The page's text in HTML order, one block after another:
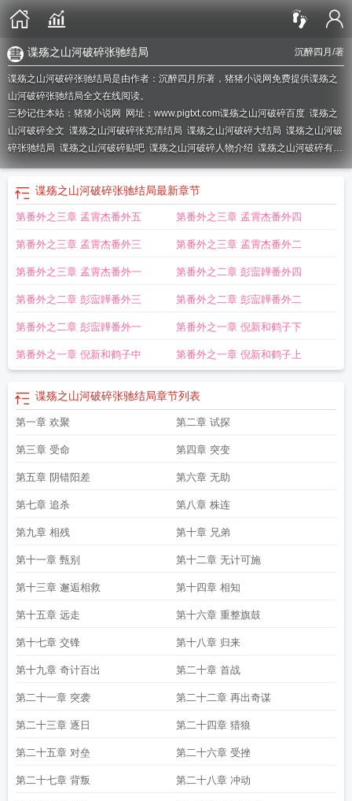
沉醉四月 /著
谍殇之山河破碎张驰结局
谍殇之山河破碎张驰结局是由作者：沉醉四月所著，猪猪小说网免费提供谍殇之
山河破碎张驰结局全文在线阅读。
三秒记住本站：猪猪小说网 网址：www.pigtxt.com谍殇之山河破碎百度 谍殇之
山河破碎全文 谍殇之山河破碎张克清结局 谍殇之山河破碎大结局 谍殇之山河破
碎张驰结局 谍殇之山河破碎贴吧 谍殇之山河破碎人物介绍 谍殇之山河破碎有声
免费听谍殇之山河破碎第二部谍殇之山河破碎倪新身份谍殇之山河破碎刘泽之
暴露哪一集
谍殇之山河破碎刘泽之原型 谍殇之山河破碎有女主吗
碎有声
殇之山河破碎TXT谍殇之山河破碎精校 谍殇之山河破碎刘泽之徐建雪
科谍殇之山河破碎免费阅读全文 谍殇之山河破碎孟霄杰谍殇之山河破碎在线收
听谍殇之山河破碎在线听谍殇之山河破碎免费谍殇之山河破碎txt八零
山河破碎全集阅读谍殇之山河破碎全文免费阅读谍殇之山河破碎刘泽之
山河破碎张克清 谍殇之山河破碎免费阅读 谍殇之山河破碎全文阅读谍殇之山河
山河破碎简介谍殇之山河破碎笔趣阁 谍殇之山河破碎精校版谍殇之山河破碎
TXT精校谍殇之山河破碎有声静听网谍殇之山河破碎改编电视剧谍殇之山河破
碎各人物结局 谍殇之山河破碎男女主角结局谍殇之山河破碎郭烜的结局
山河破碎txt谍殇之山河破碎在线阅读谍殇之山河破碎周成斌结局谍殇之山河破
碎主要人物结局
谍殇之山河破碎刘泽之结局谍殇之山河破碎完本txt
破碎全文免费
谍殇之山河破碎 第825章
山河破碎T×T谍殇之山河破碎知乎 谍殇之山河破碎女主几个
度谍殇之山河破碎TXT电子书 谍殇之山河破碎 第513章
费谍殇之山河破碎 txt 谍殇之山河破碎结局是什么谍殇之山河破碎 沉醉四月
殇之山河破碎人物结局
谍殇之山河破碎倪新结局百度 谍殇之山河破碎
山河破碎 第78章 谍殇之山河破碎听书网谍殇之山河破碎免费阅读之反间
谍殇之山河破碎张驰结局最新章节
第番外之三章 孟霄杰番外五 第番外之三章 孟霄杰番外四
第番外之三章 孟霄杰番外三 第番外之三章 孟霄杰番外二
第番外之三章 孟霄杰番外一 第番外之二章 彭寍韡番外四
第番外之二章 彭寍韡番外三 第番外之二章 彭寍韡番外二
第番外之二章 彭寍韡番外一 第番外之一章 倪新和鹤子下
第番外之一章 倪新和鹤子中 第番外之一章 倪新和鹤子上
谍殇之山河破碎张驰结局章节列表
第一章 欢聚 第二章 试探
第三章 受命 第四章 突变
第五章 阴错阳差 第六章 无助
第七章 追杀 第八章 株连
第九章 相残 第十章 兄弟
第十一章 甄别 第十二章 无计可施
第十三章 邂逅相救 第十四章 相知
第十五章 远走 第十六章 重整旗鼓
第十七章 交锋 第十八章 归来
第十九章 奇计百出 第二十章 首战
第二十一章 突袭 第二十二章 再出奇谋
第二十三章 逐日 第二十四章 猎狼
第二十五章 对垒 第二十六章 受挫
第二十七章 背叛 第二十八章 冲动